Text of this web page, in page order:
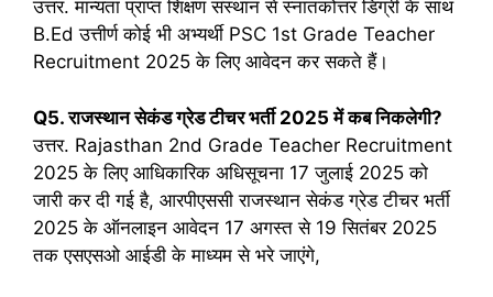
उत्तर. मान्यता प्राप्त शिक्षण संस्थान से स्नातकोत्तर डिग्री के साथ
B.Ed उत्तीर्ण कोई भी अभ्यर्थी PSC 1st Grade Teacher
Recruitment 2025 के लिए आवेदन कर सकते हैं।
Q5.राजस्थान सेकंड ग्रेड टीचर भर्ती 2025 में कब निकलेगी?
उत्तर. Rajasthan 2nd Grade Teacher Recruitment
2025 के लिए आधिकारिक अधिसूचना 17 जुलाई 2025 को
जारी कर दी गई है, आरपीएससी राजस्थान सेकंड ग्रेड टीचर भर्ती
2025 के ऑनलाइन आवेदन 17 अगस्त से 19 सितंबर 2025
तक एसएसओ आईडी के माध्यम से भरे जाएंगे,